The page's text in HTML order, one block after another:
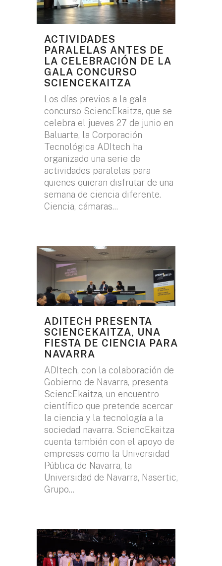
ACTIVIDADES
PARALELAS ANTES DE
LA CELEBRACIÓN DE LA
GALA CONCURSO
SCIENCEKAITZA
Los días previos a la gala
concurso SciencEkaitza, que se
celebra el jueves 27 de junio en
Baluarte, la Corporación
Tecnológica ADItech ha
organizado una serie de
actividades paralelas para
quienes quieran disfrutar de una
semana de ciencia diferente.
Ciencia, cámaras...
ADITECH PRESENTA
SCIENCEKAITZA, UNA
FIESTA DE CIENCIA PARA
NAVARRA
ADItech, con la colaboración de
Gobierno de Navarra, presenta
SciencEkaitza, un encuentro
científico que pretende acercar
la ciencia y la tecnología a la
sociedad navarra. SciencEkaitza
cuenta también con el apoyo de
empresas como la Universidad
Pública de Navarra, la
Universidad de Navarra, Nasertic,
Grupo...